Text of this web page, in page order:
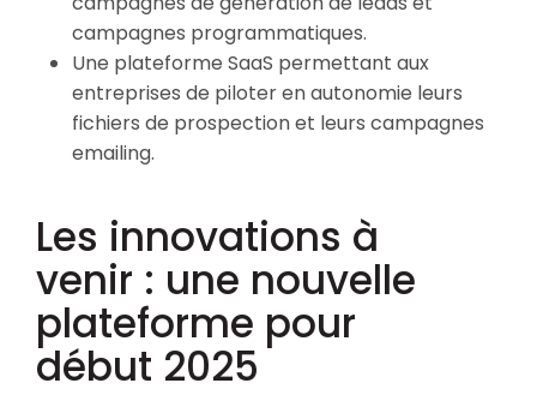
campagnes programmatiques.
Une plateforme SaaS permettant aux
entreprises de piloter en autonomie leurs
fichiers de prospection et leurs campagnes
emailing.
Les innovations à
venir : une nouvelle
plateforme pour
début 2025